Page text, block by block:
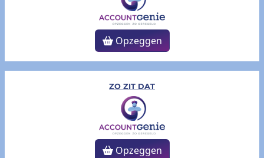
Opzeggen
ZO ZIT DAT
Opzeggen